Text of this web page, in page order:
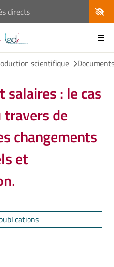
directs
scientifique
: le cas
travers de
changements
et